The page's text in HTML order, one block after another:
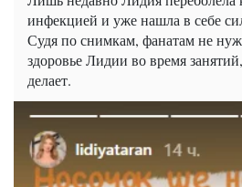
инфекцией и уже нашла в себе
Судя по снимкам, фанатам не
здоровье Лидии во время
делает.